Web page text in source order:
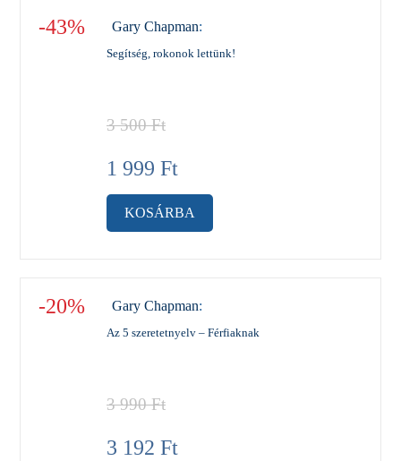
-43% Gary Chapman:
Segítség, rokonok lettünk!
3 500Ft
1 999 Ft
KOSÁRBA
-20% Gary Chapman:
Az 5 szeretetnyelv – Férfiaknak
3 990Ft
3 192 Ft